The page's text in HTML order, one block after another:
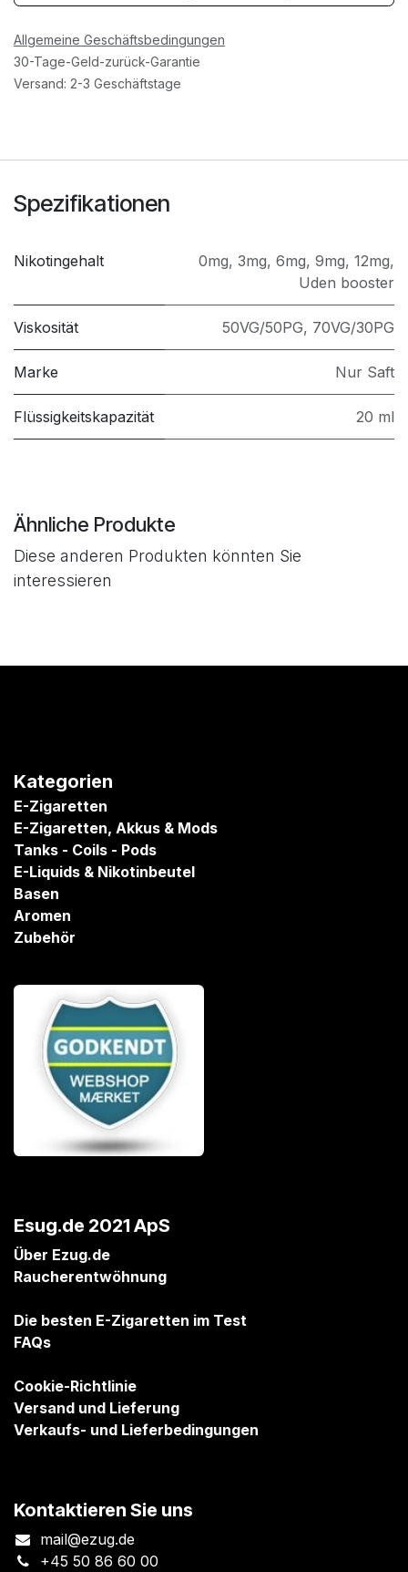
Allgemeine Geschäftsbedingungen
30-Tage-Geld-zurück-Garantie
Versand: 2-3 Geschäftstage
Spezifikationen
Nikotingehalt 0mg, 3mg, 6mg, 9mg, 12mg,
Uden booster
Viskosität 50VG/50PG, 70VG/30PG
Marke Nur Saft
Flüssigkeitskapazität 20 ml
Ähnliche Produkte
Diese anderen Produkten könnten Sie
interessieren
Kategorien
E-Zigaretten
E-Zigaretten, Akkus & Mods
Tanks - Coils - Pods
E-Liquids & Nikotinbeutel
Basen
Aromen
Zubehör
Esug.de 2021 ApS
Über Ezug.de
Raucherentwöhnung
Die besten E-Zigaretten im Test
FAQs
Cookie-Richtlinie
Versand und Lieferung
Verkaufs- und Lieferbedingungen
Kontaktieren Sie uns
mail@ezug.de
+45 50 86 60 00